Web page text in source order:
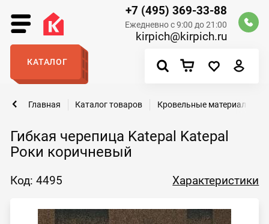
+7 (495) 369-33-88
Ежедневно с 9:00 до 21:00
kirpich@kirpich.ru
КАТАЛОГ
Гибкая черепица Katepal Katepal
Роки коричневый
Главная Каталог товаров Кровельные материалы
Код: 4495 Характеристики